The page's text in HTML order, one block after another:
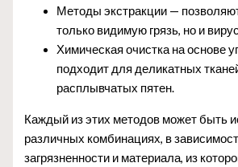
Методы экстракции —
только видимую грязь, но и
Химическая очистка на основе
подходит для деликатных
расплывчатых пятен.
Каждый из этих методов может быть
различных комбинациях, в
загрязненности и материала, из